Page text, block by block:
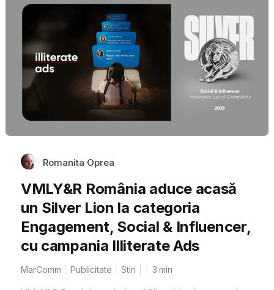
Romanita Oprea
VMLY&R România aduce acasă
un Silver Lion la categoria
Engagement, Social & Influencer,
cu campania Illiterate Ads
MarComm Publicitate Stiri 3 min